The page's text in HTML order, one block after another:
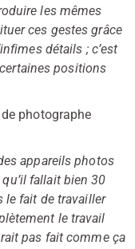
les mêmes
ces gestes grâce
détails ; c’est
positions
photographe
appareils photos
fallait bien 30
le fait de travailler
le travail
pas fait comme ça